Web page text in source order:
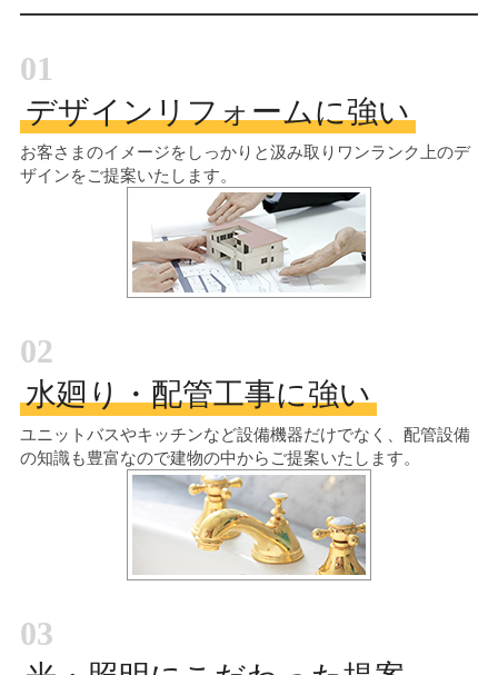
01
デザインリフォームに強い
お客さまのイメージをしっかりと汲み取り ワンランク上のデ
ザインをご提案いたします。
02
水廻り・配管工事に強い
ユニットバスやキッチンなど設備機器だけでなく、配管設備
の知識も豊富なので建物の中からご提案いたします。
03